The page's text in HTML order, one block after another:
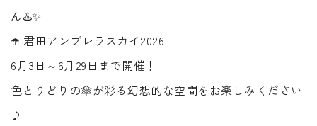
ん♨️✨
☂️ 君田アンブレラスカイ2026
6月3日～6月29日まで開催！
色とりどりの傘が彩る幻想的な空間をお楽しみください
♪